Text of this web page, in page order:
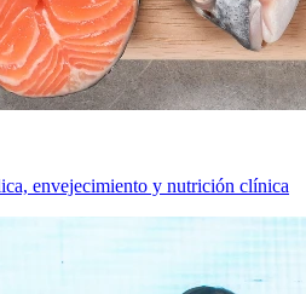
envejecimiento y nutrición clínica